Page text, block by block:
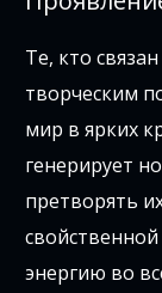
Те, кто
творческим
мир в ярких
генерирует
претворять
энергию во